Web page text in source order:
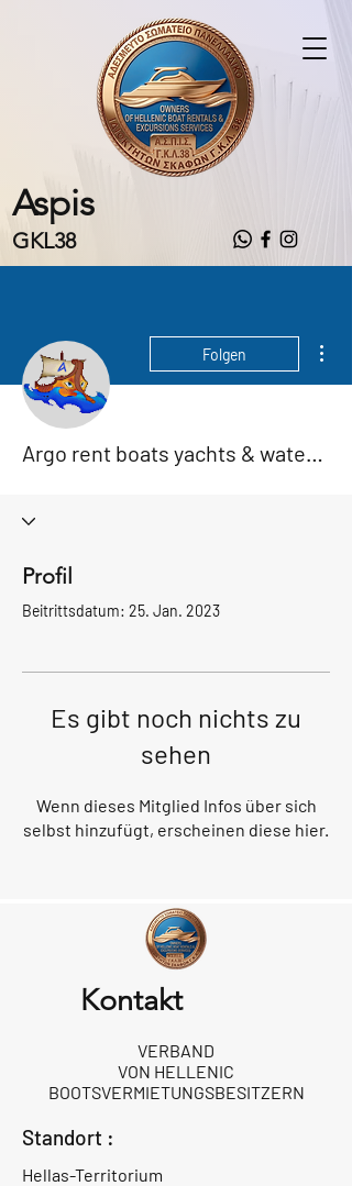
Aspis
GKL38
Folgen
Argo rent boats yachts & water sports services
Profil
Beitrittsdatum: 25. Jan. 2023
Es gibt noch nichts zu
sehen
Wenn dieses Mitglied Infos über sich
selbst hinzufügt, erscheinen diese hier.
Kontakt
VERBAND
VON HELLENIC
BOOTSVERMIETUNGSBESITZERN
Standort :
Hellas-Territorium